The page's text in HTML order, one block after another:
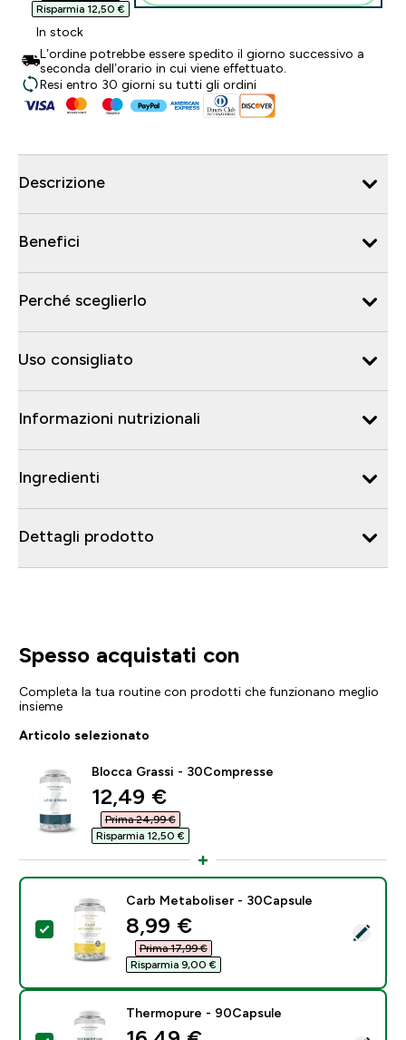
Risparmia 12,50 €‎
In stock
L’ordine potrebbe essere spedito il giorno successivo a
seconda dell’orario in cui viene effettuato.
Resi entro 30 giorni su tutti gli ordini
Descrizione
Benefici
Perché sceglierlo
Uso consigliato
Informazioni nutrizionali
Ingredienti
Dettagli prodotto
Spesso acquistati con
Completa la tua routine con prodotti che funzionano meglio
insieme
Articolo selezionato
Blocca Grassi - 30Compresse
discounted price
12,49 €‎
Prima 24,99 €‎
Risparmia 12,50 €‎
Seleziona questo prodotto - Carb Metaboliser -
Carb Metaboliser - 30Capsule
discounted price
8,99 €‎
Prima 17,99 €‎
Risparmia 9,00 €‎
Thermopure - 90Capsule